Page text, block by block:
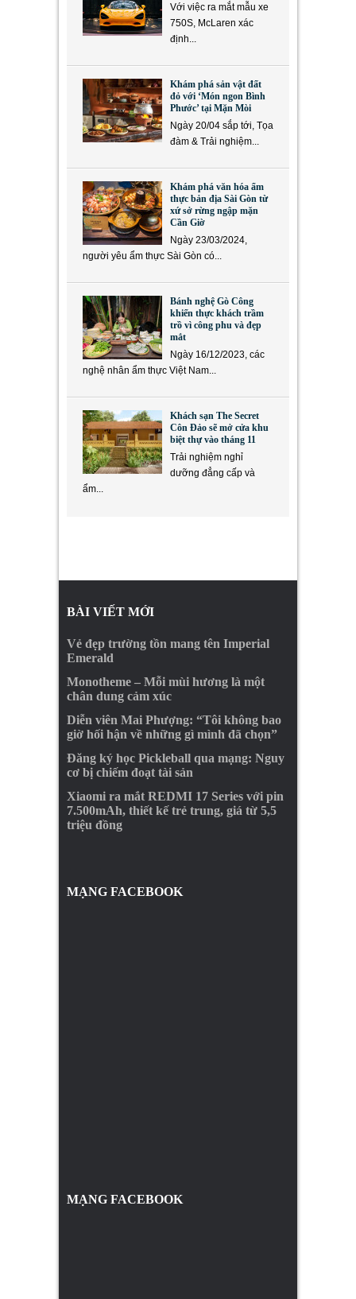
Với việc ra mắt mẫu xe
750S, McLaren xác
định...
Khám phá sản vật đất
đỏ với ‘Món ngon Bình
Phước’ tại Mặn Mòi
Ngày 20/04 sắp tới, Tọa
đàm & Trải nghiệm...
Khám phá văn hóa ẩm
thực bản địa Sài Gòn từ
xứ sở rừng ngập mặn
Cần Giờ
Ngày 23/03/2024,
người yêu ẩm thực Sài Gòn có...
Bánh nghệ Gò Công
khiến thực khách trầm
trồ vì công phu và đẹp
mắt
Ngày 16/12/2023, các
nghệ nhân ẩm thực Việt Nam...
Khách sạn The Secret
Côn Đảo sẽ mở cửa khu
biệt thự vào tháng 11
Trải nghiệm nghỉ
dưỡng đẳng cấp và
ẩm...
BÀI VIẾT MỚI
Vẻ đẹp trường tồn mang tên Imperial
Emerald
Monotheme – Mỗi mùi hương là một
chân dung cảm xúc
Diễn viên Mai Phượng: “Tôi không bao
giờ hối hận về những gì mình đã chọn”
Đăng ký học Pickleball qua mạng: Nguy
cơ bị chiếm đoạt tài sản
Xiaomi ra mắt REDMI 17 Series với pin
7.500mAh, thiết kế trẻ trung, giá từ 5,5
triệu đồng
MẠNG FACEBOOK
MẠNG FACEBOOK